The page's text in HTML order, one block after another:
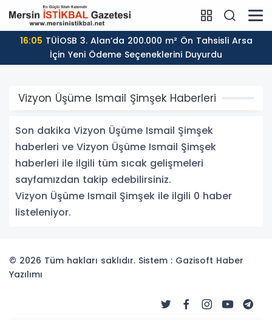
16:05
İçin Yeni Ödeme Seçeneklerini Duyurdu
Vizyon Üşüme Ismail Şimşek Haberleri
Son dakika Vizyon Üşüme Ismail Şimşek
haberleri ve Vizyon Üşüme Ismail Şimşek
haberleri ile ilgili tüm sıcak gelişmeleri
sayfamızdan takip edebilirsiniz.
Vizyon Üşüme Ismail Şimşek ile ilgili 0 haber
listeleniyor.
© 2026 Tüm hakları saklıdır. Sistem : Gazisoft Haber
Yazılımı